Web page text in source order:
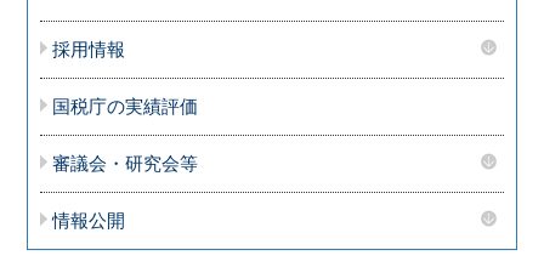
採用情報
国税庁の実績評価
審議会・研究会等
情報公開